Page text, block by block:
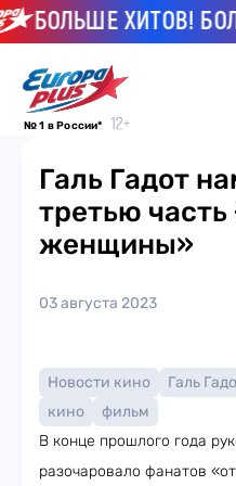
БОЛЬШЕ ХИТОВ!
№ 1 в России*
Галь Гадот
третью
женщины»
03 августа 2023
Новости кино Галь
кино
фильм
В конце прошлого года
разочаровало фанатов